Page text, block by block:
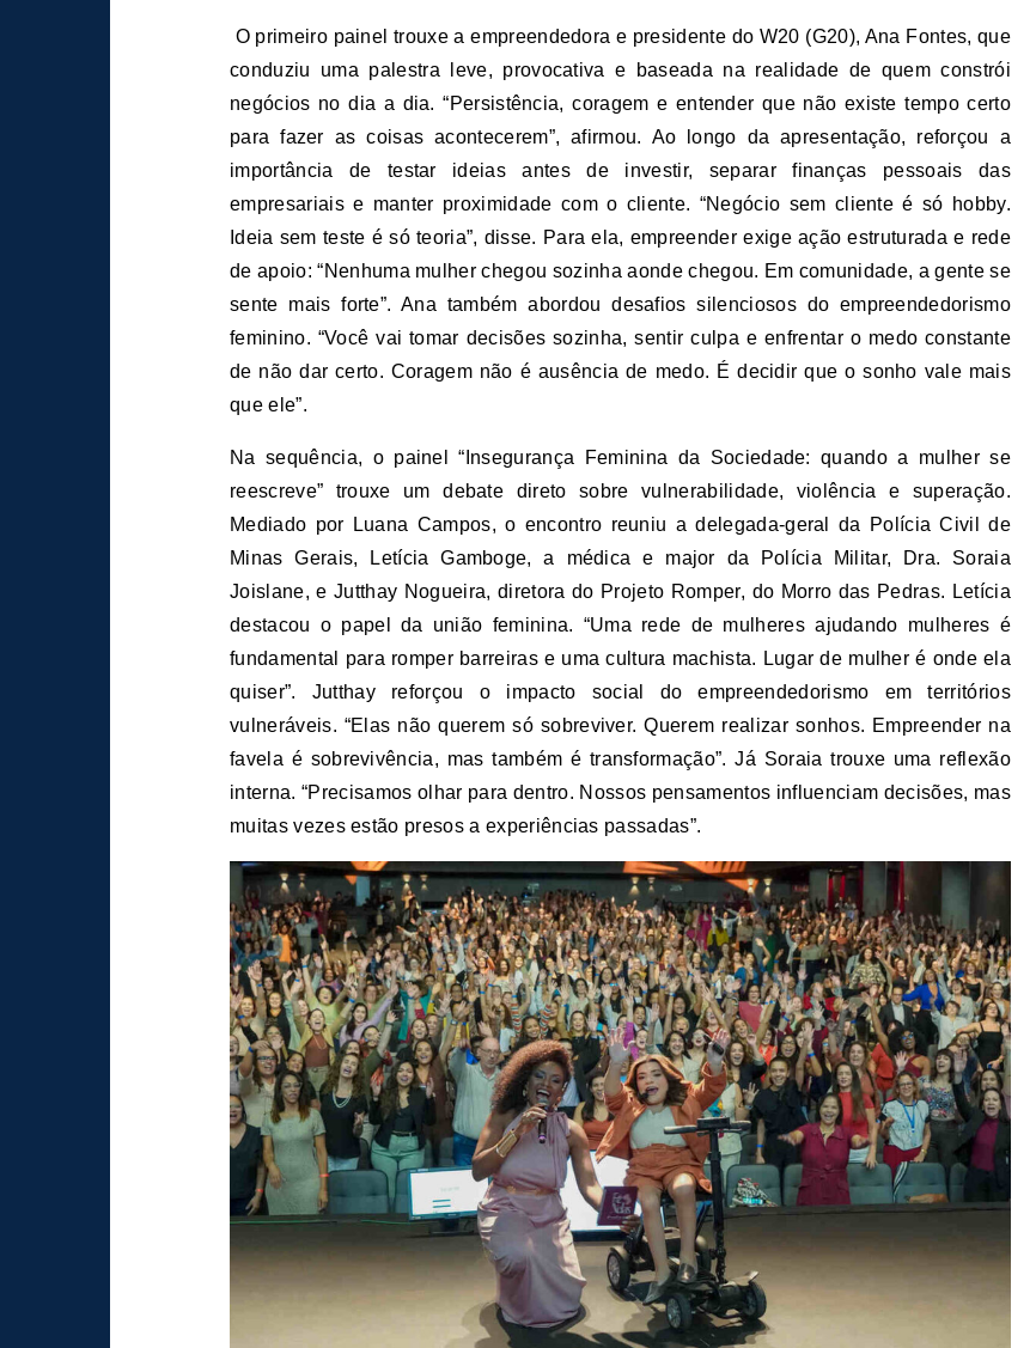
O primeiro painel trouxe a empreendedora e presidente do W20 (G20), Ana Fontes, que
conduziu uma palestra leve, provocativa e baseada na realidade de quem constrói
negócios no dia a dia. “Persistência, coragem e entender que não existe tempo certo
para fazer as coisas acontecerem”, afirmou. Ao longo da apresentação, reforçou a
importância de testar ideias antes de investir, separar finanças pessoais das
empresariais e manter proximidade com o cliente. “Negócio sem cliente é só hobby.
Ideia sem teste é só teoria”, disse. Para ela, empreender exige ação estruturada e rede
de apoio: “Nenhuma mulher chegou sozinha aonde chegou. Em comunidade, a gente se
sente mais forte”. Ana também abordou desafios silenciosos do empreendedorismo
feminino. “Você vai tomar decisões sozinha, sentir culpa e enfrentar o medo constante
de não dar certo. Coragem não é ausência de medo. É decidir que o sonho vale mais
que ele”.
Na sequência, o painel “Insegurança Feminina da Sociedade: quando a mulher se
reescreve” trouxe um debate direto sobre vulnerabilidade, violência e superação.
Mediado por Luana Campos, o encontro reuniu a delegada-geral da Polícia Civil de
Minas Gerais, Letícia Gamboge, a médica e major da Polícia Militar, Dra. Soraia
Joislane, e Jutthay Nogueira, diretora do Projeto Romper, do Morro das Pedras. Letícia
destacou o papel da união feminina. “Uma rede de mulheres ajudando mulheres é
fundamental para romper barreiras e uma cultura machista. Lugar de mulher é onde ela
quiser”. Jutthay reforçou o impacto social do empreendedorismo em territórios
vulneráveis. “Elas não querem só sobreviver. Querem realizar sonhos. Empreender na
favela é sobrevivência, mas também é transformação”. Já Soraia trouxe uma reflexão
interna. “Precisamos olhar para dentro. Nossos pensamentos influenciam decisões, mas
muitas vezes estão presos a experiências passadas”.